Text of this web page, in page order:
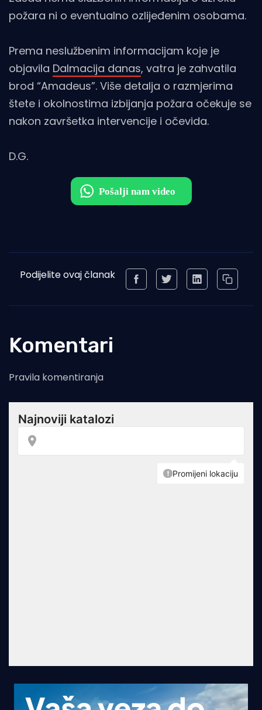
požara ni o eventualno ozlijeđenim osobama.
Prema neslužbenim informacijam koje je
objavila Dalmacija danas, vatra je zahvatila
brod “Amadeus”. Više detalja o razmjerima
štete i okolnostima izbijanja požara očekuje se
nakon završetka intervencije i očevida.
D.G.
Podijelite ovaj članak
Komentari
Pravila komentiranja